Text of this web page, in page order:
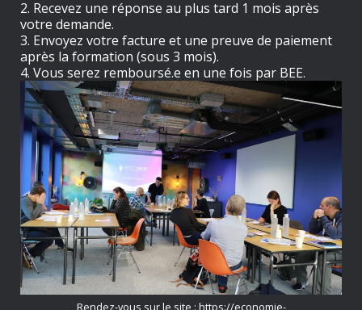
2. Recevez une réponse au plus tard 1 mois après
votre demande.
3. Envoyez votre facture et une preuve de paiement
après la formation (sous 3 mois).
4. Vous serez remboursé.e en une fois par BEE.
Rendez-vous sur le site : https://economie-